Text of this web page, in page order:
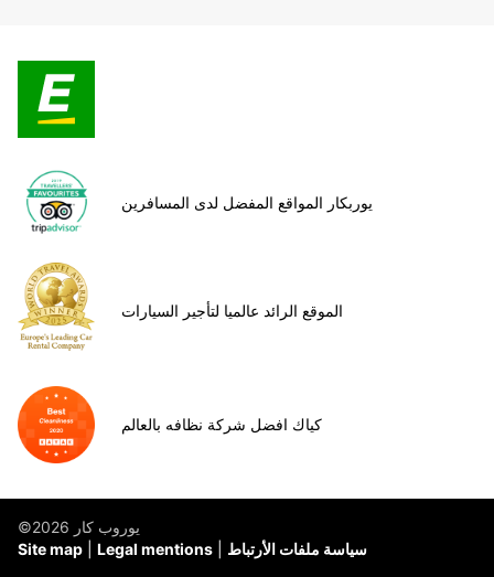
يوربكار المواقع المفضل لدى المسافرين
الموقع الرائد عالميا لتأجير السيارات
كياك افضل شركة نظافه بالعالم
©يوروب كار 2026
Site map
Legal mentions سياسة ملفات الأرتباط